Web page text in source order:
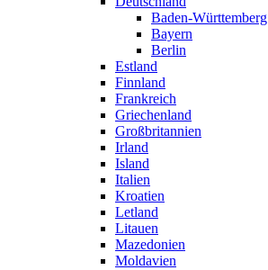
Baden-Württemberg
Bayern
Berlin
Estland
Finnland
Frankreich
Griechenland
Großbritannien
Irland
Island
Italien
Kroatien
Letland
Litauen
Mazedonien
Moldavien